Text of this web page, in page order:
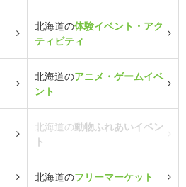
北海道の体験イベント・アク
ティビティ
北海道のアニメ・ゲームイベ
ント
北海道の動物ふれあいイベン
ト
北海道のフリーマーケット